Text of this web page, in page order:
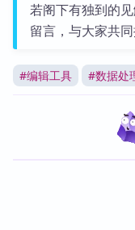
若阁下有独到的
留言，与大家共同
#编辑工具 #数据处